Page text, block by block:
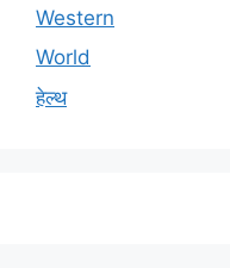
Western
World
हेल्थ